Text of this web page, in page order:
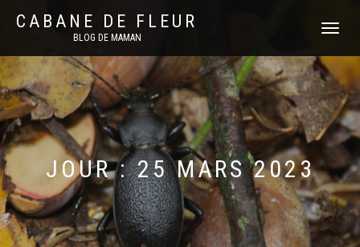
CABANE DE FLEUR
BLOG DE MAMAN
DÉPLIER
JOUR :25 MARS 2023